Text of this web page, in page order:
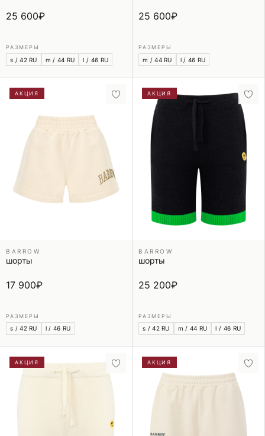
25 600₽
РАЗМЕРЫ
s / 42 RU m / 44 RU l / 46 RU
25 600₽
РАЗМЕРЫ
m / 44 RU l / 46 RU
АКЦИЯ
BARROW
шорты
17 900₽
РАЗМЕРЫ
s / 42 RU l / 46 RU
АКЦИЯ
BARROW
шорты
25 200₽
РАЗМЕРЫ
s / 42 RU m / 44 RU l / 46 RU
АКЦИЯ АКЦИЯ